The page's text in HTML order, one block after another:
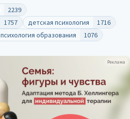
Реклама
2239
1757 детская психология
1716
психология образования
1076